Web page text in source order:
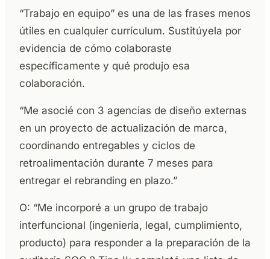
“Trabajo en equipo” es una de las frases menos
útiles en cualquier currículum. Sustitúyela por
evidencia de cómo colaboraste
específicamente y qué produjo esa
colaboración.
“Me asocié con 3 agencias de diseño externas
en un proyecto de actualización de marca,
coordinando entregables y ciclos de
retroalimentación durante 7 meses para
entregar el rebranding en plazo.”
O: “Me incorporé a un grupo de trabajo
interfuncional (ingeniería, legal, cumplimiento,
producto) para responder a la preparación de la